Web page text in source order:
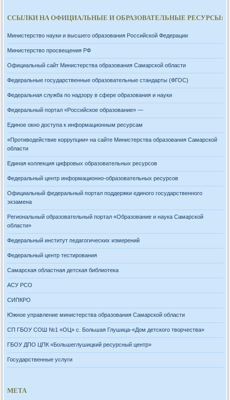
ССЫЛКИ НА ОФИЦИАЛЬНЫЕ И ОБРАЗОВАТЕЛЬНЫЕ РЕСУРСЫ:
Министерство науки и высшего образования Российской Федерации
Министерство просвещения РФ
Официальный сайт Министерства образования Самарской области
Федеральные государственные образовательные стандарты (ФГОС)
Федеральная служба по надзору в сфере образования и науки
Федеральный портал «Российское образование» —
Единое окно доступа к информационным ресурсам
«Противодействие коррупции» на сайте Министерства образования Самарской
области
Единая коллекция цифровых образовательных ресурсов
Федеральный центр информационно-образовательных ресурсов
Официальный федеральный портал поддержки единого государственного
экзамена
Региональный образовательный портал «Образование и наука Самарской
области»
Федеральный институт педагогических измерений
Федеральный центр тестирования
Самарская областная детская библиотека
АСУ РСО
СИПКРО
Южное управление министерства образования Самарской области
СП ГБОУ СОШ №1 «ОЦ» с. Большая Глушица-«Дом детского творчества»
ГБОУ ДПО ЦПК «Большеглушицкий ресурсный центр»
Государственные услуги
МЕТА